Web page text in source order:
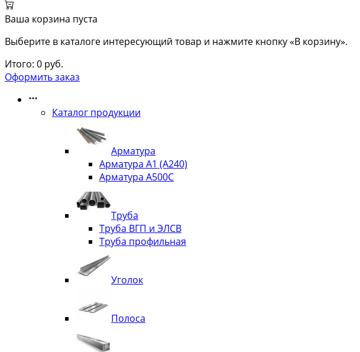
Ваша корзина пуста
Выберите в каталоге интересующий товар и нажмите кнопку «В корзину».
Итого: 0 руб.
Оформить заказ
Каталог продукции
Арматура
Арматура А1 (А240)
Арматура А500С
Труба
Труба ВГП и ЭЛСВ
Труба профильная
Уголок
Полоса